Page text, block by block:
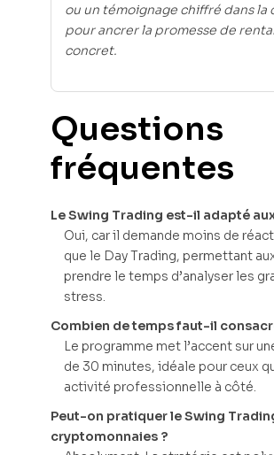
ou un témoignage chiffré dans
pour ancrer la promesse de
concret.
Questions
fréquentes
Le Swing Trading est-il adapté
Oui, car il demande moins de
que le Day Trading, permettant
prendre le temps d’analyser les
stress.
Combien de temps faut-il
Le programme met l’accent sur
de 30 minutes, idéale pour ceux
activité professionnelle à côté.
Peut-on pratiquer le Swing
cryptomonnaies ?